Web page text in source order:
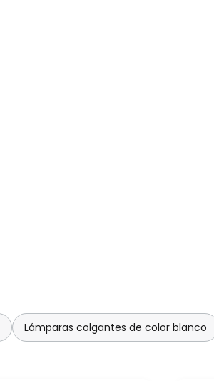
Lámparas colgantes de color blanco